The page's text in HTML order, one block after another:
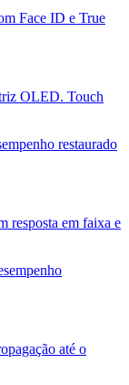
Face ID e True
OLED. Touch
restaurado
em faixa e
até o